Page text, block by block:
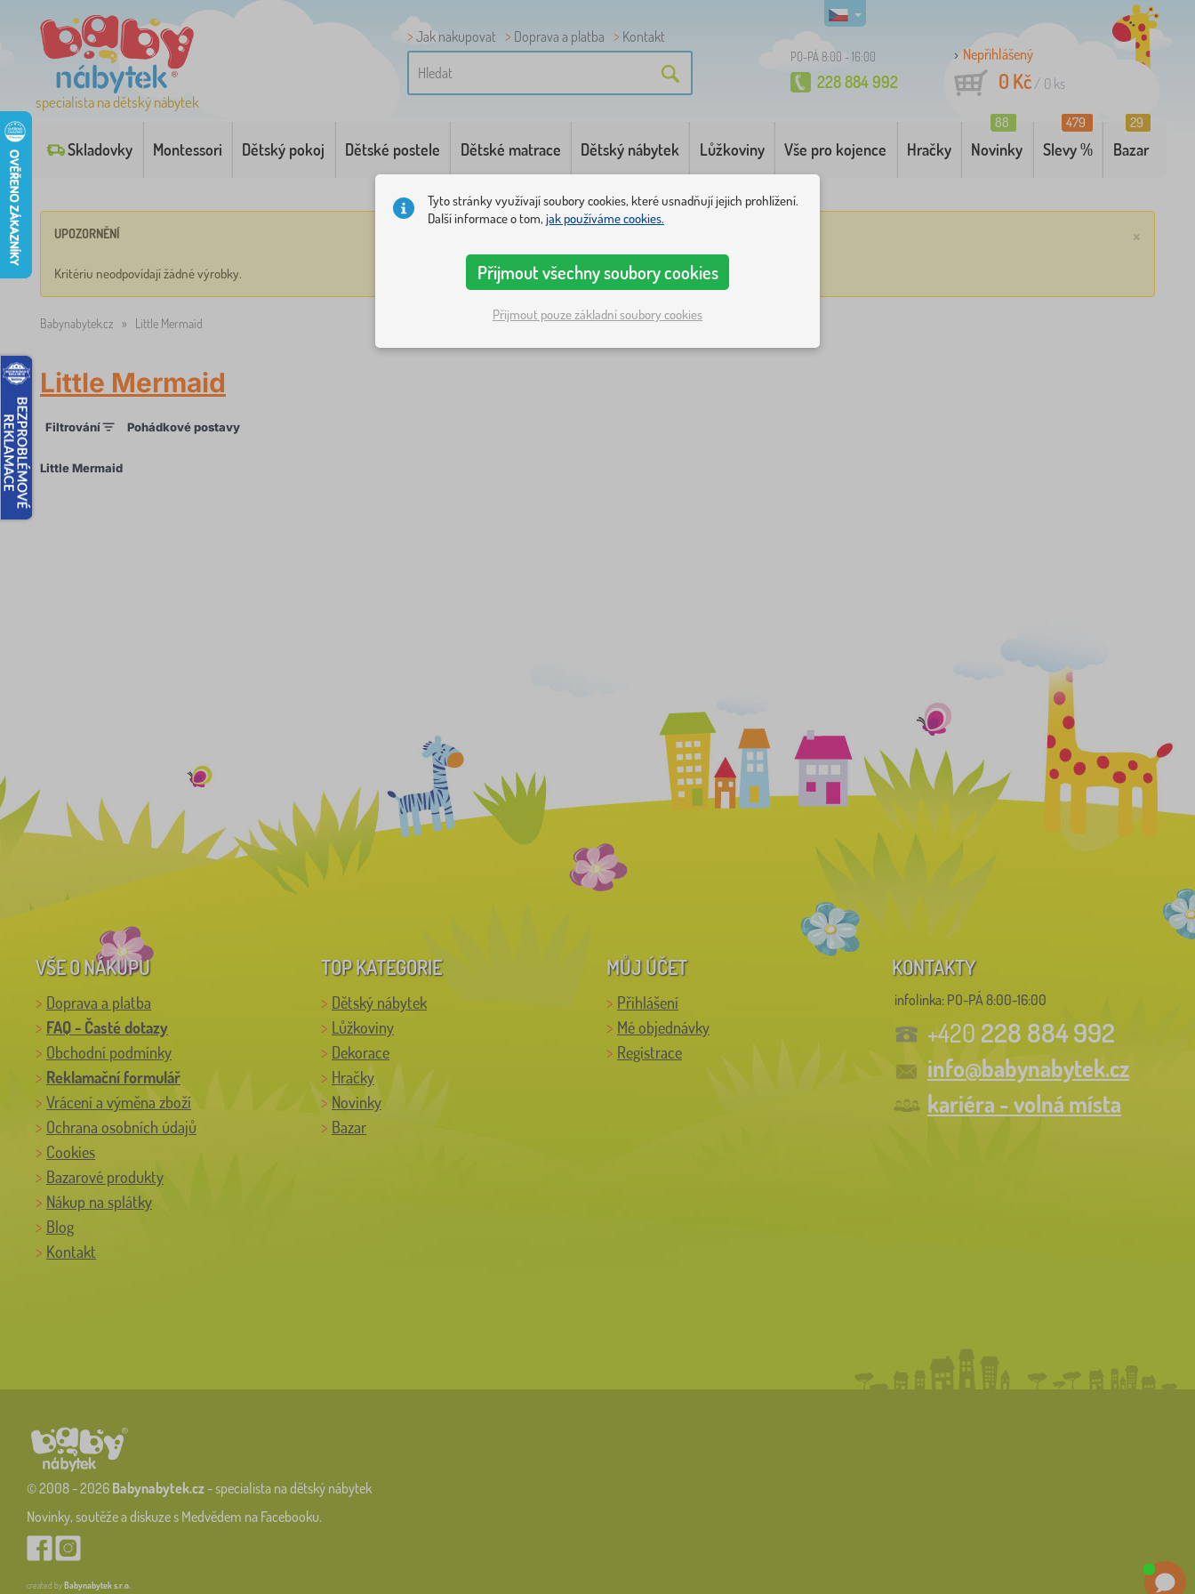
specialista na dětský nábytek
Jak nakupovat Doprava a platba Kontakt
PO-PÁ 8:00 - 16:00
228 884 992
Nepřihlášený
0 Kč/ 0 ks
Skladovky Montessori Dětský pokoj Dětské postele Dětské matrace Dětský nábytek Lůžkoviny Vše pro kojence Hračky Novinky
88
Slevy %
479
Bazar
29
×
UPOZORNĚNÍ
Kritériu neodpovídají žádné výrobky.
Babynabytek.cz » Little Mermaid
Little Mermaid
Filtrování Pohádkové postavy
Little Mermaid
VŠE O NÁKUPU
Doprava a platba
FAQ - Časté dotazy
Obchodní podmínky
Reklamační formulář
Vrácení a výměna zboží
Ochrana osobních údajů
Cookies
Bazarové produkty
Nákup na splátky
Blog
Kontakt
TOP KATEGORIE
Dětský nábytek
Lůžkoviny
Dekorace
Hračky
Novinky
Bazar
MŮJ ÚČET
Přihlášení
Mé objednávky
Registrace
KONTAKTY
infolinka: PO-PÁ 8:00-16:00
+420 228 884 992
info@babynabytek.cz
kariéra - volná místa
© 2008 - 2026 Babynabytek.cz- specialista na dětský nábytek
Novinky, soutěže a diskuze s Medvědem na Facebooku.
created by Babynabytek s.r.o.
Tyto stránky využívají soubory cookies, které usnadňují jejich prohlížení.
Další informace o tom, jak používáme cookies.
Přijmout všechny soubory cookies
Přijmout pouze základní soubory cookies